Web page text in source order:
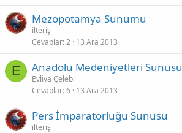
Mezopotamya Sunumu
ilteriş
Cevaplar 2 13 Ara 2013
E Anadolu Medeniyetleri Sunusu
Evliya Çelebi
Cevaplar 6 13 Ara 2013
Pers İmparatorluğu Sunusu
ilteriş